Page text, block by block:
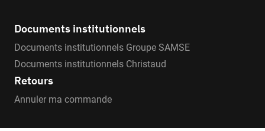
Documents institutionnels
Documents institutionnels Groupe SAMSE
Documents institutionnels Christaud
Retours
Annuler ma commande